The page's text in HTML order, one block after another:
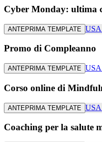
Cyber Monday: ultima
ANTEPRIMA TEMPLATE
Promo di Compleanno
ANTEPRIMA TEMPLATE
Corso online di
ANTEPRIMA TEMPLATE
Coaching per la salute